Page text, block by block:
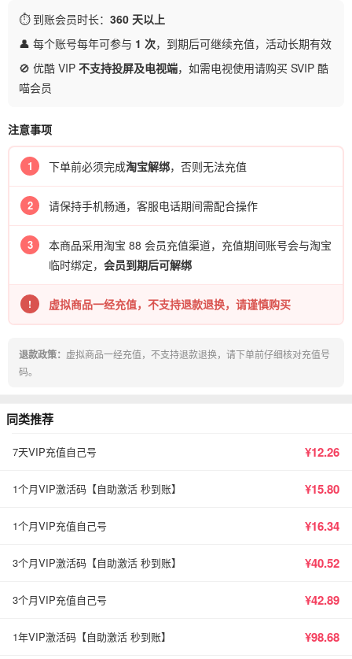
⏱ 到账会员时长： 360 天以上
👤 每个账号每年可参与 1 次，到期后可继续充值，活动长期有效
🚫 优酷 VIP 不支持投屏及电视端，如需电视使用请购买 SVIP 酷
喵会员
注意事项
1 下单前必须完成淘宝解绑，否则无法充值
2 请保持手机畅通，客服电话期间需配合操作
3
本商品采用淘宝 88 会员充值渠道，充值期间账号会与淘宝
临时绑定， 会员到期后可解绑
! 虚拟商品一经充值，不支持退款退换，请谨慎购买
退款政策： 虚拟商品一经充值，不支持退款退换，请下单前仔细核对充值号
码。
同类推荐
7天VIP充值自己号 ¥12.26
1个月VIP激活码【自助激活 秒到账】 ¥15.80
1个月VIP充值自己号 ¥16.34
3个月VIP激活码【自助激活 秒到账】 ¥40.52
3个月VIP充值自己号 ¥42.89
1年VIP激活码【自助激活 秒到账】 ¥98.68